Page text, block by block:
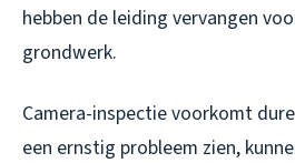
hebben de leiding vervangen
grondwerk.
Camera-inspectie voorkomt
een ernstig probleem zien,